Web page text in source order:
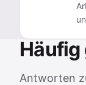
Häufig
Antworten